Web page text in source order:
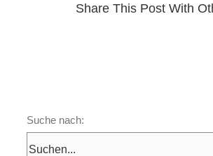
Share This Post With
Suche nach: